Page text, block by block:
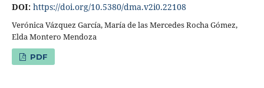
DOI: https://doi.org/10.5380/dma.v2i0.22108
Verónica Vázquez García, María de las Mercedes Rocha Gómez,
Elda Montero Mendoza
PDF